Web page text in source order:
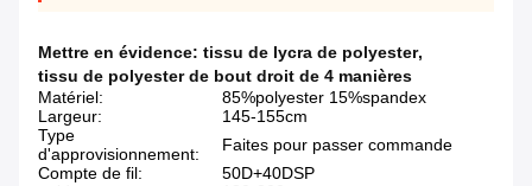
Mettre en évidence: tissu de lycra de polyester,
tissu de polyester de bout droit de 4 manières
Matériel:
85%polyester 15%spandex
Largeur:
145-155cm
Type
d'approvisionnement:
Faites pour passer commande
Compte de fil:
50D+40DSP